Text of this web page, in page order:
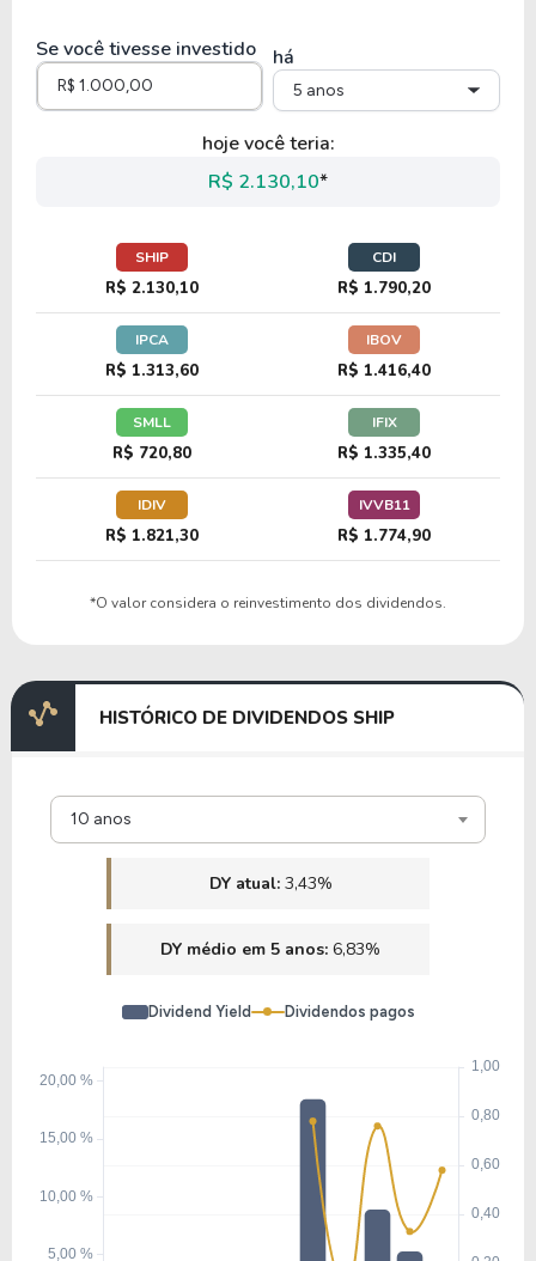
SIEGY
12,26
14,84 16,45%
Se você tivesse investido há
5 anos
hoje você teria:
R$ 2.130,10*
SHIP
R$ 2.130,10
CDI
R$ 1.790,20
IPCA
R$ 1.313,60
IBOV
R$ 1.416,40
SMLL
R$ 720,80
IFIX
R$ 1.335,40
IDIV
R$ 1.821,30
IVVB11
R$ 1.774,90
*O valor considera o reinvestimento dos dividendos.
HISTÓRICO DE DIVIDENDOS SHIP
10 anos
DY atual: 3,43%
DY médio em 5 anos: 6,83%
Dividend Yield Dividendos pagos